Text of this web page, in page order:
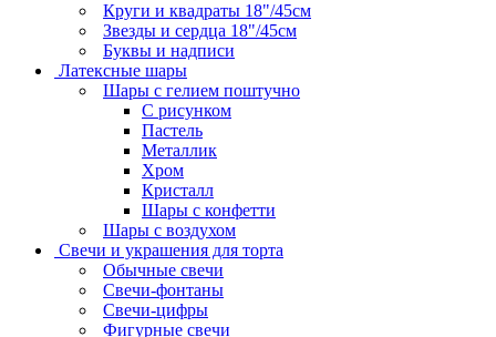
Круги и квадраты 18"/45см
Звезды и сердца 18"/45см
Буквы и надписи
Латексные шары
Шары с гелием поштучно
С рисунком
Пастель
Металлик
Хром
Кристалл
Шары с конфетти
Шары с воздухом
Свечи и украшения для торта
Обычные свечи
Свечи-фонтаны
Свечи-цифры
Фигурные свечи